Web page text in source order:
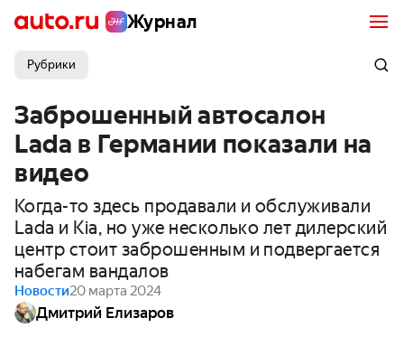
Журнал
Рубрики
Заброшенный автосалон
Lada в Германии показали на
видео
Когда-то здесь продавали и обслуживали
Lada и Kia, но уже несколько лет дилерский
центр стоит заброшенным и подвергается
набегам вандалов
Новости20 марта 2024
Дмитрий Елизаров